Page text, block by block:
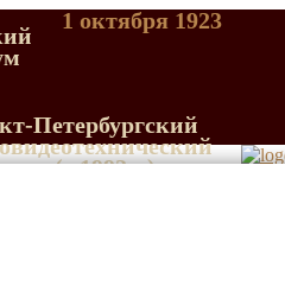
1 октября 1923
Петербургский
(с 1992 г.)